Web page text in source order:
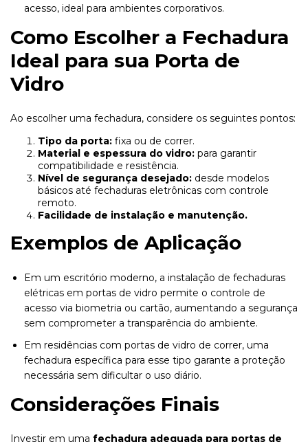
acesso, ideal para ambientes corporativos.
Como Escolher a Fechadura
Ideal para sua Porta de
Vidro
Ao escolher uma fechadura, considere os seguintes pontos:
Tipo da porta: fixa ou de correr.
Material e espessura do vidro: para garantir
compatibilidade e resistência.
Nível de segurança desejado: desde modelos
básicos até fechaduras eletrônicas com controle
remoto.
Facilidade de instalação e manutenção.
Exemplos de Aplicação
Em um escritório moderno, a instalação de fechaduras
elétricas em portas de vidro permite o controle de
acesso via biometria ou cartão, aumentando a segurança
sem comprometer a transparência do ambiente.
Em residências com portas de vidro de correr, uma
fechadura específica para esse tipo garante a proteção
necessária sem dificultar o uso diário.
Considerações Finais
Investir em uma fechadura adequada para portas de